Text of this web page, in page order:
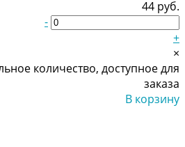
44 руб.
-
+
×
количество, доступное для
заказа
В корзину